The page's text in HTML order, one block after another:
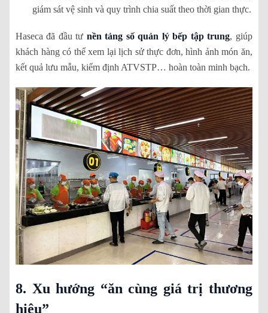
giám sát vệ sinh và quy trình chia suất theo thời gian thực.
Haseca đã đầu tư nền tảng số quản lý bếp tập trung, giúp
khách hàng có thể xem lại lịch sử thực đơn, hình ảnh món ăn,
kết quả lưu mẫu, kiểm định ATVSTP… hoàn toàn minh bạch.
8. Xu hướng “ăn cùng giá trị thương
hiệu”